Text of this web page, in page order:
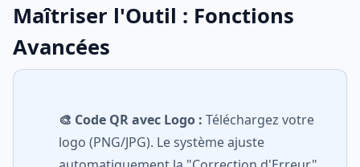
Maîtriser l'Outil : Fonctions
Avancées
🎨 Code QR avec Logo : Téléchargez votre
logo (PNG/JPG). Le système ajuste